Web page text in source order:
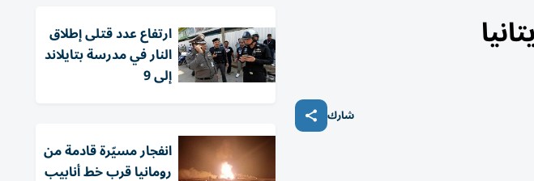
شارك
ارتفاع عدد قتلى إطلاق
النار في مدرسة بتايلاند
إلى 9
انفجار مسيّرة قادمة من
رومانيا قرب خط أنابيب